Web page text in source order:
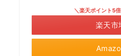
＼楽天ポイント5
楽天市